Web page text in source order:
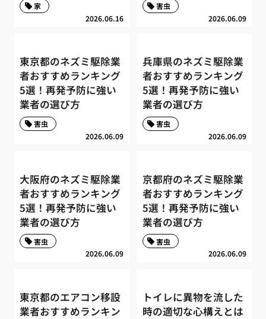
2026.06.16
家
2026.06.09
害虫
東京都のネズミ駆除業
者おすすめランキング
5選！再発予防に強い
業者の選び方
2026.06.09
害虫
兵庫県のネズミ駆除業
者おすすめランキング
5選！再発予防に強い
業者の選び方
2026.06.09
害虫
大阪府のネズミ駆除業
者おすすめランキング
5選！再発予防に強い
業者の選び方
2026.06.09
害虫
京都府のネズミ駆除業
者おすすめランキング
5選！再発予防に強い
業者の選び方
2026.06.09
害虫
東京都のエアコン移設
業者おすすめランキン
トイレに異物を流した
時の適切な心構えとは